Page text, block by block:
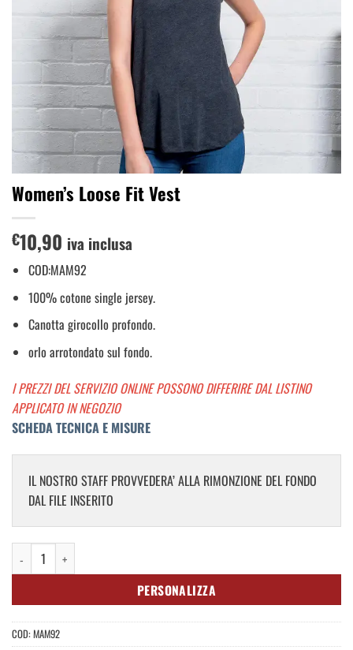
Women’s Loose Fit Vest
€10,90 iva inclusa
COD:MAM92
100% cotone single jersey.
Canotta girocollo profondo.
orlo arrotondato sul fondo.
I PREZZI DEL SERVIZIO ONLINE POSSONO DIFFERIRE DAL LISTINO
APPLICATO IN NEGOZIO
SCHEDA TECNICA E MISURE
IL NOSTRO STAFF PROVVEDERA’ ALLA RIMONZIONE DEL FONDO
DAL FILE INSERITO
Women's Loose Fit Vest quantità
PERSONALIZZA
COD: MAM92